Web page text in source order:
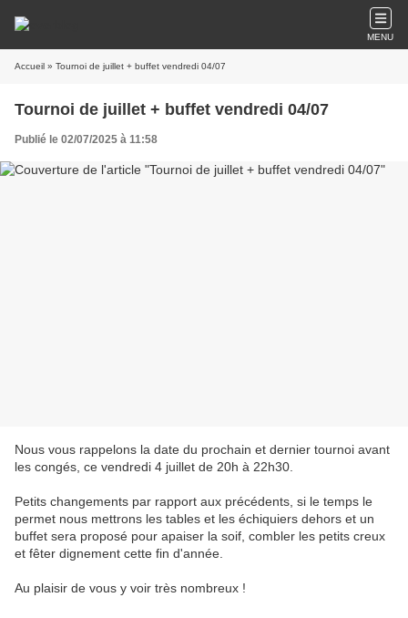
MENU
Accueil » Tournoi de juillet + buffet vendredi 04/07
Tournoi de juillet + buffet vendredi 04/07
Publié le 02/07/2025 à 11:58
Nous vous rappelons la date du prochain et dernier tournoi avant
les congés, ce vendredi 4 juillet de 20h à 22h30.
Petits changements par rapport aux précédents, si le temps le
permet nous mettrons les tables et les échiquiers dehors et un
buffet sera proposé pour apaiser la soif, combler les petits creux
et fêter dignement cette fin d'année.
Au plaisir de vous y voir très nombreux !